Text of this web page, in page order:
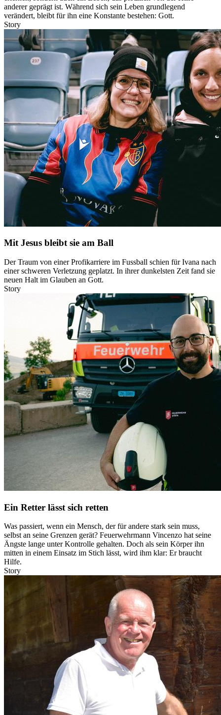
anderer geprägt ist. Während sich sein Leben grundlegend
verändert, bleibt für ihn eine Konstante bestehen: Gott.
Story
Mit Jesus bleibt sie am Ball
Der Traum von einer Profikarriere im Fussball schien für Ivana nach
einer schweren Verletzung geplatzt. In ihrer dunkelsten Zeit fand sie
neuen Halt im Glauben an Gott.
Story
Ein Retter lässt sich retten
Was passiert, wenn ein Mensch, der für andere stark sein muss,
selbst an seine Grenzen gerät? Feuerwehrmann Vincenzo hat seine
Ängste lange unter Kontrolle gehalten. Doch als sein Körper ihn
mitten in einem Einsatz im Stich lässt, wird ihm klar: Er braucht
Hilfe.
Story